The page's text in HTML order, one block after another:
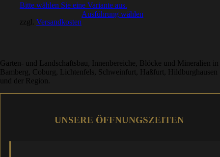
Bitte wählen Sie eine Variante aus.
zzgl. Versandkosten
Ausführung wählen
Garten- und Landschaftsbau, Innenbereiche, Blöcke und Mineralien in
Bamberg, Coburg, Lichtenfels, Schweinfurt, Haßfurt, Hildburghausen
und der Region.
UNSERE ÖFFNUNGSZEITEN